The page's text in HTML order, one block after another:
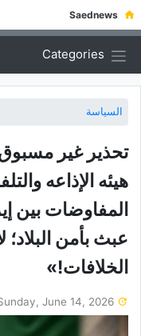
Saednews
Categories
السياسة
تحذیر غیر
المفاوضات بین
عبث بأمن البلاد؛
الخلافات!»